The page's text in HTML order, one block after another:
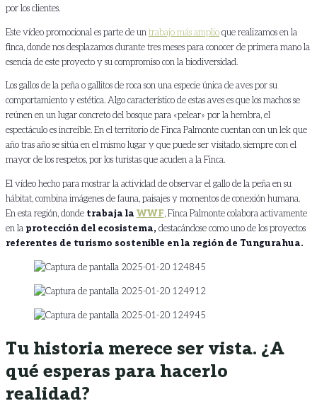
por los clientes.
Este vídeo promocional es parte de untrabajo más amplioque realizamos en la
finca, donde nos desplazamos durante tres meses para conocer de primera mano la
esencia de este proyecto y su compromiso con la biodiversidad.
Los gallos de la peña o gallitos de roca son una especie única de aves por su
comportamiento y estética. Algo característico de estas aves es que los machos se
reúnen en un lugar concreto del bosque para «pelear» por la hembra, el
espectáculo es increíble. En el territorio de Finca Palmonte cuentan con un lek que
año tras año se sitúa en el mismo lugar y que puede ser visitado, siempre con el
mayor de los respetos, por los turistas que acuden a la Finca.
El vídeo hecho para mostrar la actividad de observar el gallo de la peña en su
hábitat, combina imágenes de fauna, paisajes y momentos de conexión humana.
En esta región, donde trabaja la WWF, Finca Palmonte colabora activamente
en la protección del ecosistema, destacándose como uno de los proyectos
referentes de turismo sostenible en la región de Tungurahua.
Tu historia merece ser vista. ¿A
qué esperas para hacerlo
realidad?